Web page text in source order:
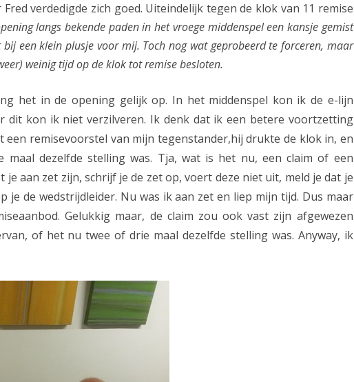
s
u
verdedigde zich goed. Uiteindelijk tegen de klok van 11 remise
langs bekende paden in het vroege middenspel een kansje gemist
een klein plusje voor mij. Toch nog wat geprobeerd te forceren, maar
weinig tijd op de klok tot remise besloten.
het in de opening gelijk op. In het middenspel kon ik de e-lijn
dit kon ik niet verzilveren. Ik denk dat ik een betere voortzetting
een remisevoorstel van mijn tegenstander,hij drukte de klok in, en
dezelfde stelling was. Tja, wat is het nu, een claim of een
je aan zet zijn, schrijf je de zet op, voert deze niet uit, meld je dat je
je de wedstrijdleider. Nu was ik aan zet en liep mijn tijd. Dus maar
Gelukkig maar, de claim zou ook vast zijn afgewezen
of het nu twee of drie maal dezelfde stelling was. Anyway, ik